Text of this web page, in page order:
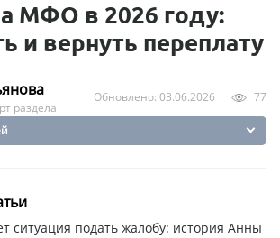
МФО в 2026 году:
и вернуть переплату
раздела
Обновлено: 03.06.2026 77
ситуация подать жалобу: история Анны